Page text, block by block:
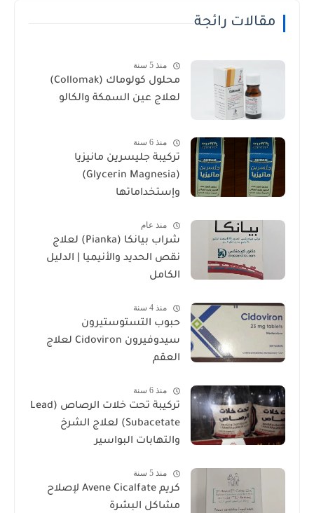
مقالات رائجة
محلول كولوماك (Collomak)
لعلاج عين السمكة والكالو
منذ 6 سنة
تركيبة جليسرين مانيزيا
(Glycerin Magnesia)
وإستخداماتها
منذ عام
شراب بيانكا (Pianka) لعلاج
نقص الحديد والأنيميا | الدليل
الكامل
منذ 4 سنة
حبوب التستوستيرون
سيدوفيرون Cidoviron لعلاج
العقم
منذ 6 سنة
تركيبة تحت خلات الرصاص (Lead
Subacetate) لعلاج الشرخ
والتهابات البواسير
كريم Avene Cicalfate لإصلاح
مشاكل البشرة